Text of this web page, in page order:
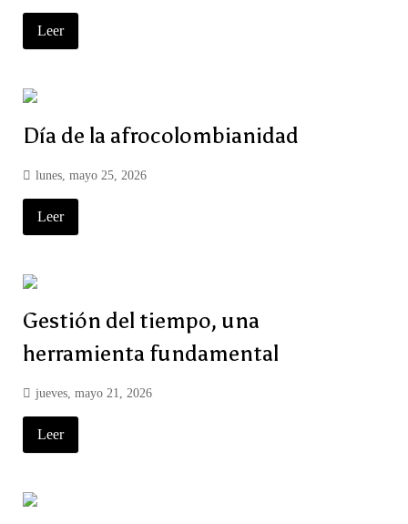
Leer
Día de la afrocolombianidad
lunes, mayo 25, 2026
Leer
Gestión del tiempo, una
herramienta fundamental
jueves, mayo 21, 2026
Leer